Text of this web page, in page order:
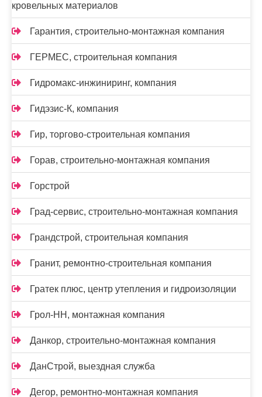
кровельных материалов
Гарантия, строительно-монтажная компания
ГЕРМЕС, строительная компания
Гидромакс-инжиниринг, компания
Гидэзис-К, компания
Гир, торгово-строительная компания
Горав, строительно-монтажная компания
Горстрой
Град-сервис, строительно-монтажная компания
Грандстрой, строительная компания
Гранит, ремонтно-строительная компания
Гратек плюс, центр утепления и гидроизоляции
Грол-НН, монтажная компания
Данкор, строительно-монтажная компания
ДанСтрой, выездная служба
Дегор, ремонтно-монтажная компания